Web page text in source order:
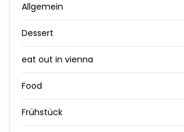
Allgemein
Dessert
eat out in vienna
Food
Frühstück